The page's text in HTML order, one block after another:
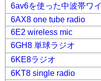
6av6を使った中波帯ワ
6AX8 one tube radio
6E2 wireless mic
6GH8 単球ラジオ
6KE8ラジオ
6KT8 single radio